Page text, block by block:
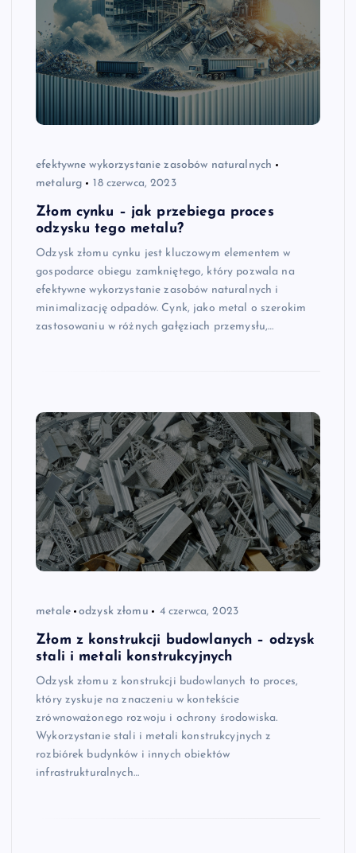
efektywne wykorzystanie zasobów naturalnych
metalurg
18 czerwca, 2023
Złom cynku – jak przebiega proces
odzysku tego metalu?
Odzysk złomu cynku jest kluczowym elementem w
gospodarce obiegu zamkniętego, który pozwala na
efektywne wykorzystanie zasobów naturalnych i
minimalizację odpadów. Cynk, jako metal o szerokim
zastosowaniu w różnych gałęziach przemysłu,…
metale odzysk złomu 4 czerwca, 2023
Złom z konstrukcji budowlanych – odzysk
stali i metali konstrukcyjnych
Odzysk złomu z konstrukcji budowlanych to proces,
który zyskuje na znaczeniu w kontekście
zrównoważonego rozwoju i ochrony środowiska.
Wykorzystanie stali i metali konstrukcyjnych z
rozbiórek budynków i innych obiektów
infrastrukturalnych…